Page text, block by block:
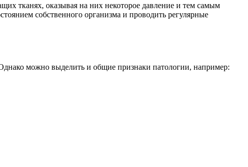
тканях, оказывая на них некоторое давление и тем самым
собственного организма и проводить регулярные
можно выделить и общие признаки патологии, например: